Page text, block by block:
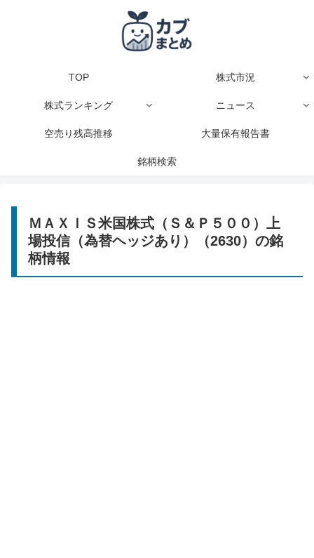
TOP 株式市況
株式ランキング ニュース
空売り残高推移 大量保有報告書
銘柄検索
ＭＡＸＩＳ米国株式（Ｓ＆Ｐ５００）上
場投信（為替ヘッジあり）（2630）の銘
柄情報